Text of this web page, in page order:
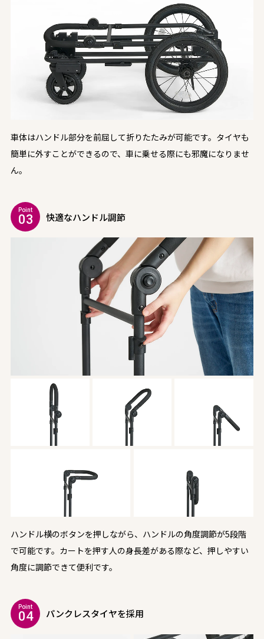
車体はハンドル部分を前屈して折りたたみが可能です。タイヤも
簡単に外すことができるので、車に乗せる際にも邪魔になりませ
ん。
Point
03 快適なハンドル調節
ハンドル横のボタンを押しながら、ハンドルの角度調節が5段階
で可能です。カートを押す人の身長差がある際など、押しやすい
角度に調節できて便利です。
Point
04 パンクレスタイヤを採用